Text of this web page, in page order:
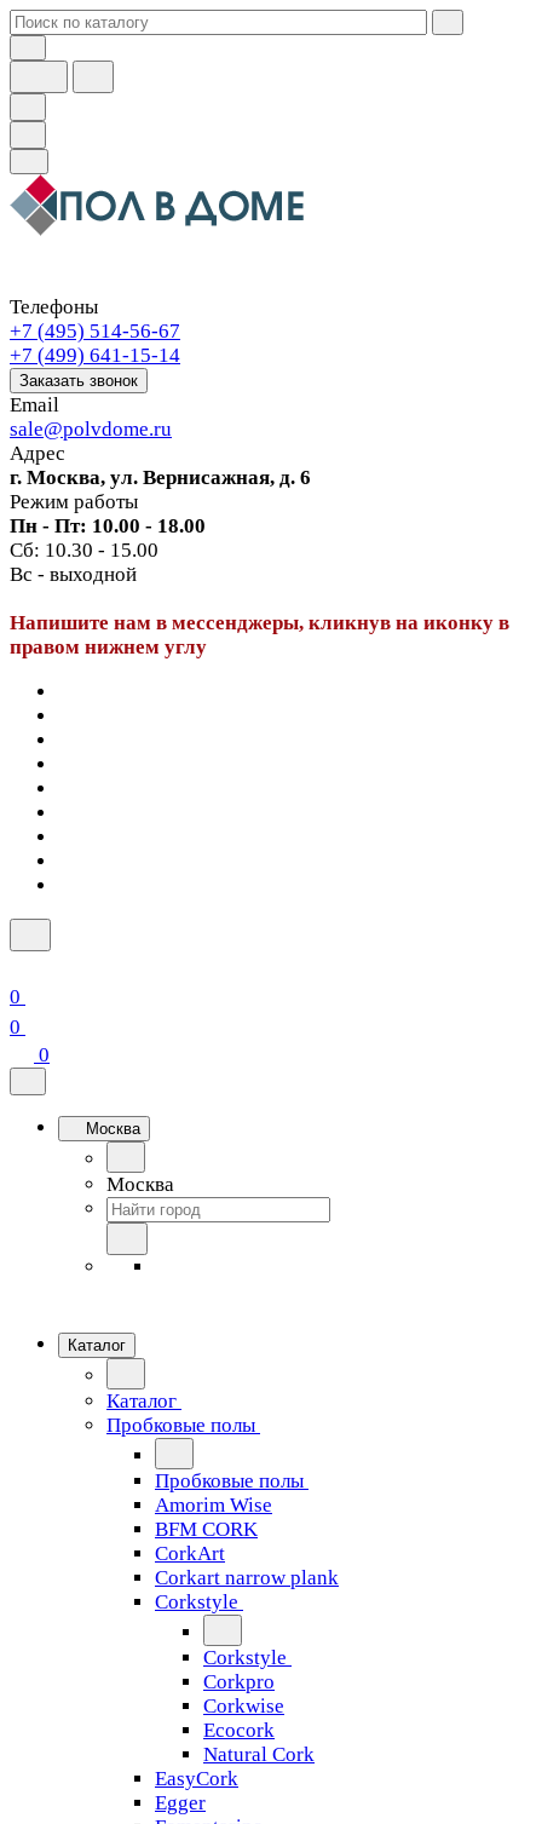
Телефоны
+7 (495) 514-56-67
+7 (499) 641-15-14
Заказать звонок
Email
sale@polvdome.ru
Адрес
г. Москва, ул. Вернисажная, д. 6
Режим работы
Пн - Пт: 10.00 - 18.00
Сб: 10.30 - 15.00
Вс - выходной
Напишите нам в мессенджеры, кликнув на иконку в
правом нижнем углу
0
0
0
Москва
Москва
Каталог
Каталог
Пробковые полы
Пробковые полы
Amorim Wise
BFM CORK
CorkArt
Corkart narrow plank
Corkstyle
Corkstyle
Corkpro
Corkwise
Ecocork
Natural Cork
EasyCork
Egger